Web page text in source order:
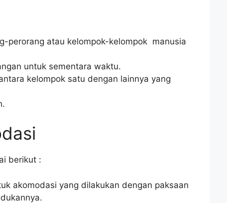
perorang atau kelompok-kelompok manusia
untuk sementara waktu.
kelompok satu dengan lainnya yang
berikut :
akomodasi yang dilakukan dengan paksaan